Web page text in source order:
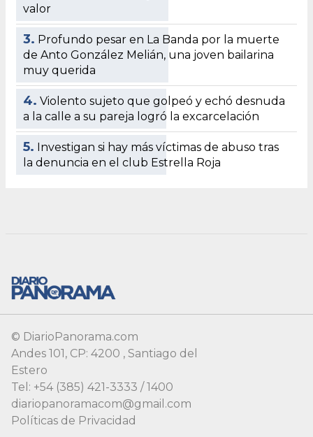
valor
3. Profundo pesar en La Banda por la muerte
de Anto González Melián, una joven bailarina
muy querida
4. Violento sujeto que golpeó y echó desnuda
a la calle a su pareja logró la excarcelación
5. Investigan si hay más víctimas de abuso tras
la denuncia en el club Estrella Roja
© DiarioPanorama.com
Andes 101, CP: 4200 , Santiago del
Estero
Tel: +54 (385) 421-3333 / 1400
diariopanoramacom@gmail.com
Políticas de Privacidad